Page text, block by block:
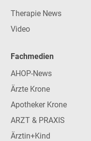
Therapie News
Video
Fachmedien
AHOP-News
Ärzte Krone
Apotheker Krone
ARZT & PRAXIS
Ärztin+Kind